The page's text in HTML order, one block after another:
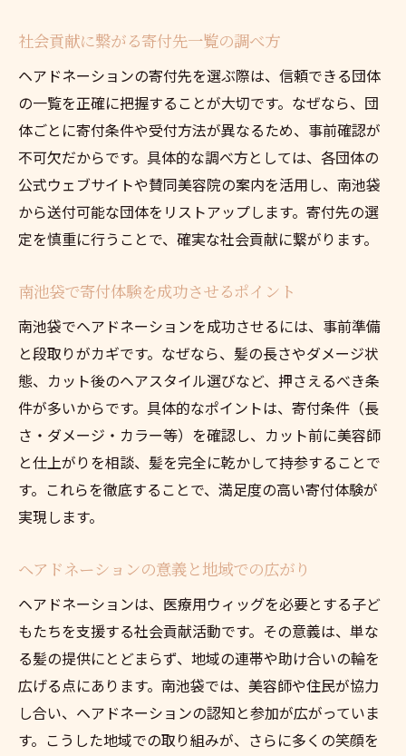
社会貢献に繋がる寄付先一覧の調べ方
ヘアドネーションの寄付先を選ぶ際は、信頼できる団体
の一覧を正確に把握することが大切です。なぜなら、団
体ごとに寄付条件や受付方法が異なるため、事前確認が
不可欠だからです。具体的な調べ方としては、各団体の
公式ウェブサイトや賛同美容院の案内を活用し、南池袋
から送付可能な団体をリストアップします。寄付先の選
定を慎重に行うことで、確実な社会貢献に繋がります。
南池袋で寄付体験を成功させるポイント
南池袋でヘアドネーションを成功させるには、事前準備
と段取りがカギです。なぜなら、髪の長さやダメージ状
態、カット後のヘアスタイル選びなど、押さえるべき条
件が多いからです。具体的なポイントは、寄付条件（長
さ・ダメージ・カラー等）を確認し、カット前に美容師
と仕上がりを相談、髪を完全に乾かして持参することで
す。これらを徹底することで、満足度の高い寄付体験が
実現します。
ヘアドネーションの意義と地域での広がり
ヘアドネーションは、医療用ウィッグを必要とする子ど
もたちを支援する社会貢献活動です。その意義は、単な
る髪の提供にとどまらず、地域の連帯や助け合いの輪を
広げる点にあります。南池袋では、美容師や住民が協力
し合い、ヘアドネーションの認知と参加が広がっていま
す。こうした地域での取り組みが、さらに多くの笑顔を